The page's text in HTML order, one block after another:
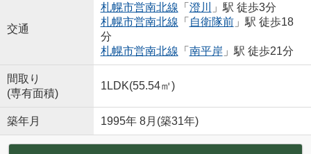
交通
札幌市営南北線 「 澄川
」駅 徒歩3分
札幌市営南北線 「 自衛隊前」駅 徒歩18
分
札幌市営南北線 「 南平岸 」駅 徒歩21分
間取り
(専有面積)
1LDK(55.54㎡)
築年月 1995年 8月(築31年)